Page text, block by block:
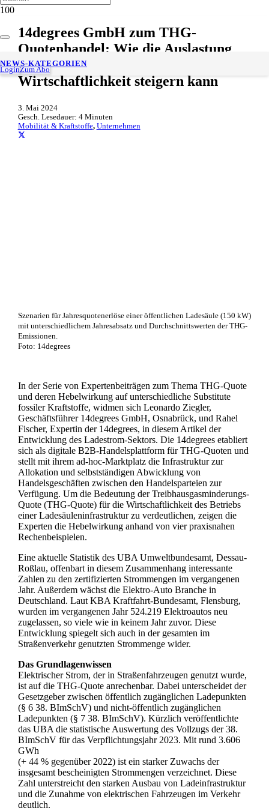
LoginZum Abo
NEWS-KATEGORIEN
14degrees GmbH zum THG-
Quotenhandel: Wie die Auslastung
von Ladesäulen deren
Wirtschaftlichkeit steigern kann
3. Mai 2024
Gesch. Lesedauer: 4 Minuten
Mobilität & Kraftstoffe, Unternehmen
Szenarien für Jahresquotenerlöse einer öffentlichen Ladesäule (150 kW)
mit unterschiedlichem Jahresabsatz und Durchschnittswerten der THG-
Emissionen.
Foto: 14degrees
In der Serie von Expertenbeiträgen zum Thema THG-Quote
und deren Hebelwirkung auf unterschiedliche Substitute
fossiler Kraftstoffe, widmen sich Leonardo Ziegler,
Geschäftsführer 14degrees GmbH, Osnabrück, und Rahel
Fischer, Expertin der 14degrees, in diesem Artikel der
Entwicklung des Ladestrom-Sektors. Die 14degrees etabliert
sich als digitale B2B-Handelsplattform für THG-Quoten und
stellt mit ihrem ad-hoc-Marktplatz die Infrastruktur zur
Allokation und selbstständigen Abwicklung von
Handelsgeschäften zwischen den Handelsparteien zur
Verfügung. Um die Bedeutung der Treibhausgasminderungs-
Quote (THG-Quote) für die Wirtschaftlichkeit des Betriebs
einer Ladesäuleninfrastruktur zu verdeutlichen, zeigen die
Experten die Hebelwirkung anhand von vier praxisnahen
Rechenbeispielen.
Eine aktuelle Statistik des UBA Umweltbundesamt, Dessau-
Roßlau, offenbart in diesem Zusammenhang interessante
Zahlen zu den zertifizierten Strommengen im vergangenen
Jahr. Außerdem wächst die Elektro-Auto Branche in
Deutschland. Laut KBA Kraftfahrt-Bundesamt, Flensburg,
wurden im vergangenen Jahr 524.219 Elektroautos neu
zugelassen, so viele wie in keinem Jahr zuvor. Diese
Entwicklung spiegelt sich auch in der gesamten im
Straßenverkehr genutzten Strommenge wider.
Das Grundlagenwissen
Elektrischer Strom, der in Straßenfahrzeugen genutzt wurde,
ist auf die THG-Quote anrechenbar. Dabei unterscheidet der
Gesetzgeber zwischen öffentlich zugänglichen Ladepunkten
(§ 6 38. BImSchV) und nicht-öffentlich zugänglichen
Ladepunkten (§ 7 38. BImSchV). Kürzlich veröffentlichte
das UBA die statistische Auswertung des Vollzugs der 38.
BImSchV für das Verpflichtungsjahr 2023. Mit rund 3.606
GWh
(+ 44 % gegenüber 2022) ist ein starker Zuwachs der
insgesamt bescheinigten Strommengen verzeichnet. Diese
Zahl unterstreicht den starken Ausbau von Ladeinfrastruktur
und die Zunahme von elektrischen Fahrzeugen im Verkehr
deutlich.